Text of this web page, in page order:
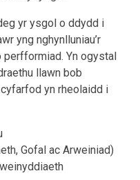
yr ysgol o ddydd i
yng nghynlluniau’r
Yn ogystal
llawn bob
yn rheolaidd i
Gofal ac Arweiniad)